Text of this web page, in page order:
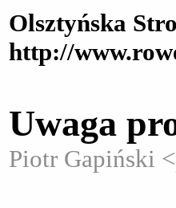
Olsztyńska
http://
Uwaga
Piotr Gapiński